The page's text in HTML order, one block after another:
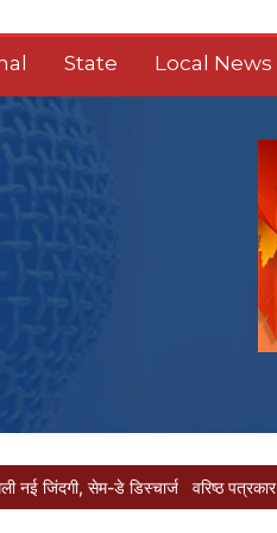
State Local News
डे डिस्चार्ज वरिष्ठ पत्रकार मुकेश गोयल